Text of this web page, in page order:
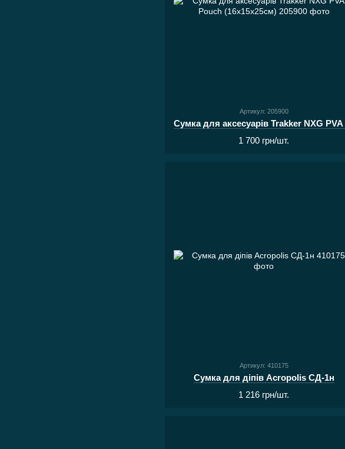
Артикул: 205900
1 700 грн/шт.
Артикул: 410175
Сумка для діпів Acropolis СД-1н
1 216 грн/шт.